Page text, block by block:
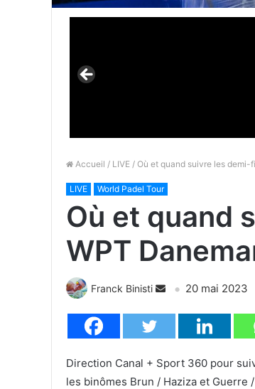
Accueil / LIVE / Où et quand suivre les demi-
LIVE World Padel Tour
Où et quand
WPT
Franck Binisti 20 mai 2023
Direction Canal + Sport 360 pour
les binômes Brun / Haziza et Guerre